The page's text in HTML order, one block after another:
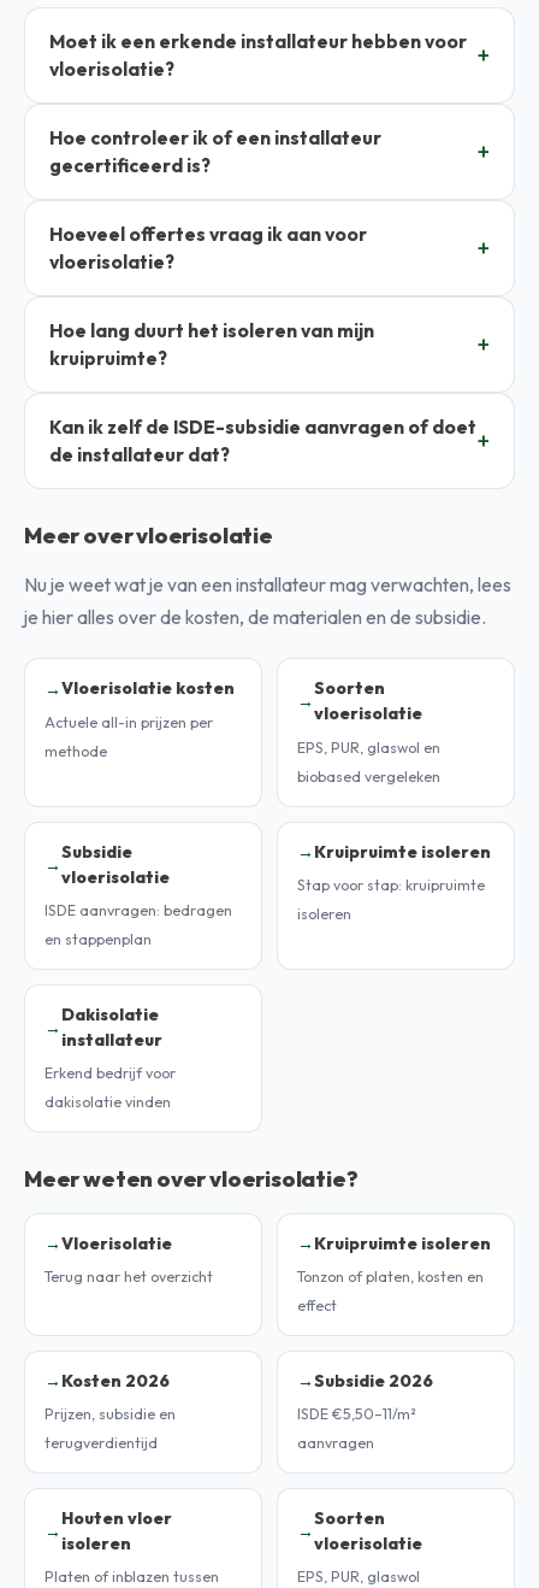
Moet ik een erkende installateur hebben voor
vloerisolatie?
Hoe controleer ik of een installateur
gecertificeerd is?
Hoeveel offertes vraag ik aan voor
vloerisolatie?
Hoe lang duurt het isoleren van mijn
kruipruimte?
Kan ik zelf de ISDE-subsidie aanvragen of doet
de installateur dat?
Meer over vloerisolatie
Nu je weet wat je van een installateur mag verwachten, lees
je hier alles over de kosten, de materialen en de subsidie.
Vloerisolatie kosten
Actuele all-in prijzen per
methode
Soorten
vloerisolatie
EPS, PUR, glaswol en
biobased vergeleken
Subsidie
vloerisolatie
ISDE aanvragen: bedragen
en stappenplan
Kruipruimte isoleren
Stap voor stap: kruipruimte
isoleren
Dakisolatie
installateur
Erkend bedrijf voor
dakisolatie vinden
Meer weten over vloerisolatie?
Vloerisolatie
Terug naar het overzicht
Kruipruimte isoleren
Tonzon of platen, kosten en
effect
Kosten 2026
Prijzen, subsidie en
terugverdientijd
Subsidie 2026
ISDE €5,50–11/m²
aanvragen
Houten vloer
isoleren
Platen of inblazen tussen
Soorten
vloerisolatie
EPS, PUR, glaswol